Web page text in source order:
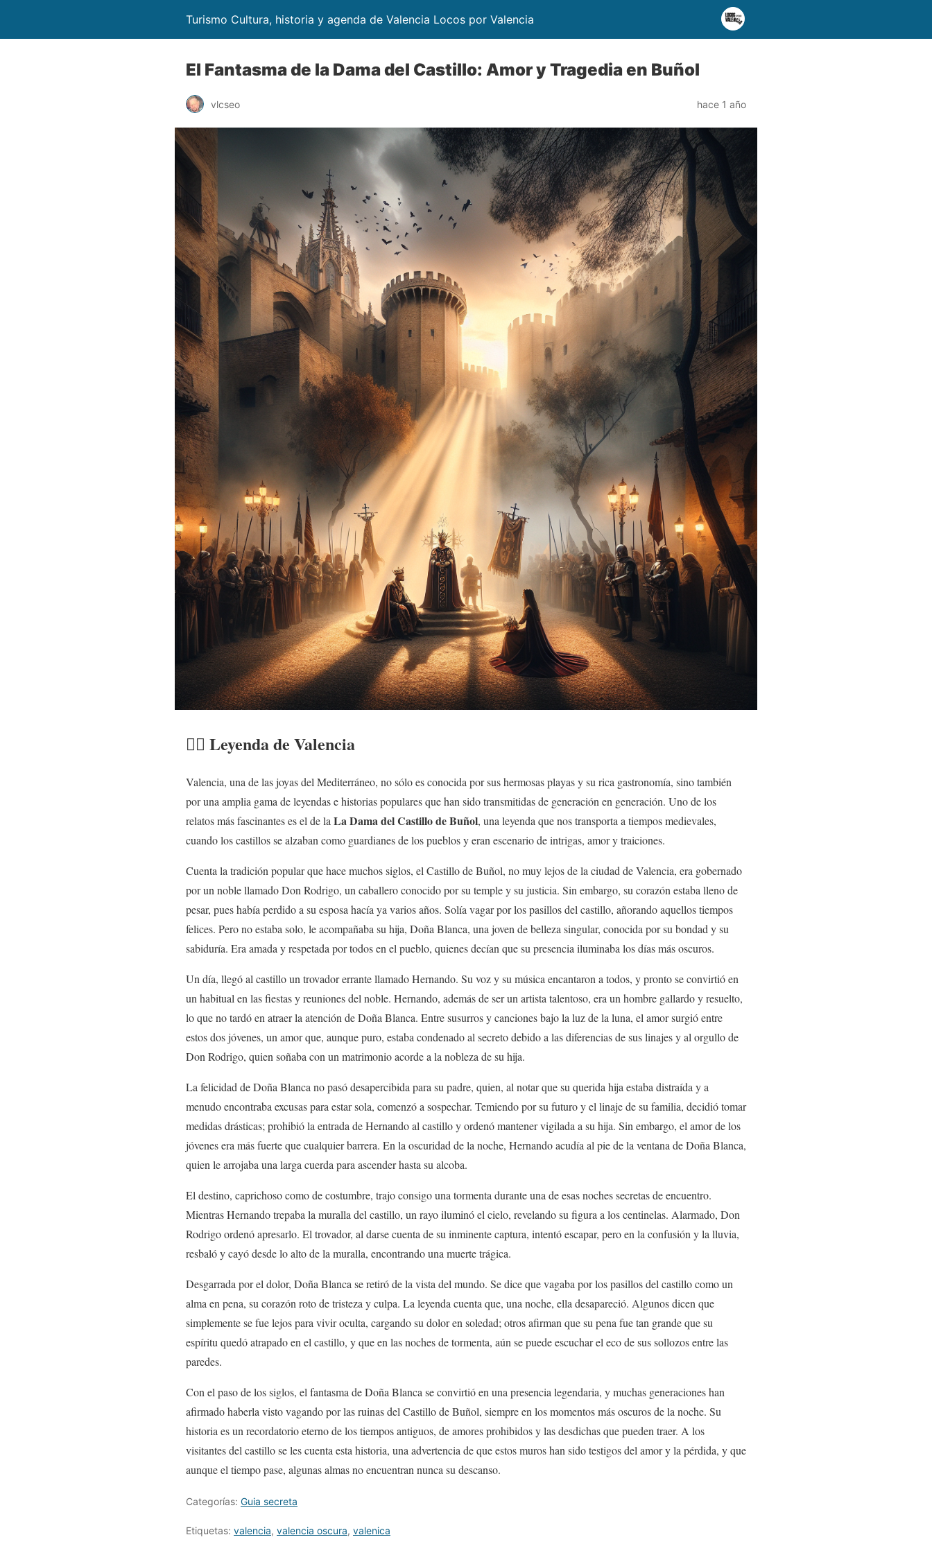
Turismo Cultura, historia y agenda de Valencia Locos por Valencia
El Fantasma de la Dama del Castillo: Amor y Tragedia en Buñol
vlcseo hace 1 año
🧙‍♂️ Leyenda de Valencia
Valencia, una de las joyas del Mediterráneo, no sólo es conocida por sus hermosas playas y su rica gastronomía, sino también
por una amplia gama de leyendas e historias populares que han sido transmitidas de generación en generación. Uno de los
relatos más fascinantes es el de la La Dama del Castillo de Buñol, una leyenda que nos transporta a tiempos medievales,
cuando los castillos se alzaban como guardianes de los pueblos y eran escenario de intrigas, amor y traiciones.
Cuenta la tradición popular que hace muchos siglos, el Castillo de Buñol, no muy lejos de la ciudad de Valencia, era gobernado
por un noble llamado Don Rodrigo, un caballero conocido por su temple y su justicia. Sin embargo, su corazón estaba lleno de
pesar, pues había perdido a su esposa hacía ya varios años. Solía vagar por los pasillos del castillo, añorando aquellos tiempos
felices. Pero no estaba solo, le acompañaba su hija, Doña Blanca, una joven de belleza singular, conocida por su bondad y su
sabiduría. Era amada y respetada por todos en el pueblo, quienes decían que su presencia iluminaba los días más oscuros.
Un día, llegó al castillo un trovador errante llamado Hernando. Su voz y su música encantaron a todos, y pronto se convirtió en
un habitual en las fiestas y reuniones del noble. Hernando, además de ser un artista talentoso, era un hombre gallardo y resuelto,
lo que no tardó en atraer la atención de Doña Blanca. Entre susurros y canciones bajo la luz de la luna, el amor surgió entre
estos dos jóvenes, un amor que, aunque puro, estaba condenado al secreto debido a las diferencias de sus linajes y al orgullo de
Don Rodrigo, quien soñaba con un matrimonio acorde a la nobleza de su hija.
La felicidad de Doña Blanca no pasó desapercibida para su padre, quien, al notar que su querida hija estaba distraída y a
menudo encontraba excusas para estar sola, comenzó a sospechar. Temiendo por su futuro y el linaje de su familia, decidió tomar
medidas drásticas; prohibió la entrada de Hernando al castillo y ordenó mantener vigilada a su hija. Sin embargo, el amor de los
jóvenes era más fuerte que cualquier barrera. En la oscuridad de la noche, Hernando acudía al pie de la ventana de Doña Blanca,
quien le arrojaba una larga cuerda para ascender hasta su alcoba.
El destino, caprichoso como de costumbre, trajo consigo una tormenta durante una de esas noches secretas de encuentro.
Mientras Hernando trepaba la muralla del castillo, un rayo iluminó el cielo, revelando su figura a los centinelas. Alarmado, Don
Rodrigo ordenó apresarlo. El trovador, al darse cuenta de su inminente captura, intentó escapar, pero en la confusión y la lluvia,
resbaló y cayó desde lo alto de la muralla, encontrando una muerte trágica.
Desgarrada por el dolor, Doña Blanca se retiró de la vista del mundo. Se dice que vagaba por los pasillos del castillo como un
alma en pena, su corazón roto de tristeza y culpa. La leyenda cuenta que, una noche, ella desapareció. Algunos dicen que
simplemente se fue lejos para vivir oculta, cargando su dolor en soledad; otros afirman que su pena fue tan grande que su
espíritu quedó atrapado en el castillo, y que en las noches de tormenta, aún se puede escuchar el eco de sus sollozos entre las
paredes.
Con el paso de los siglos, el fantasma de Doña Blanca se convirtió en una presencia legendaria, y muchas generaciones han
afirmado haberla visto vagando por las ruinas del Castillo de Buñol, siempre en los momentos más oscuros de la noche. Su
historia es un recordatorio eterno de los tiempos antiguos, de amores prohibidos y las desdichas que pueden traer. A los
visitantes del castillo se les cuenta esta historia, una advertencia de que estos muros han sido testigos del amor y la pérdida, y que
aunque el tiempo pase, algunas almas no encuentran nunca su descanso.
Categorías: Guia secreta
Etiquetas: valencia, valencia oscura, valenica